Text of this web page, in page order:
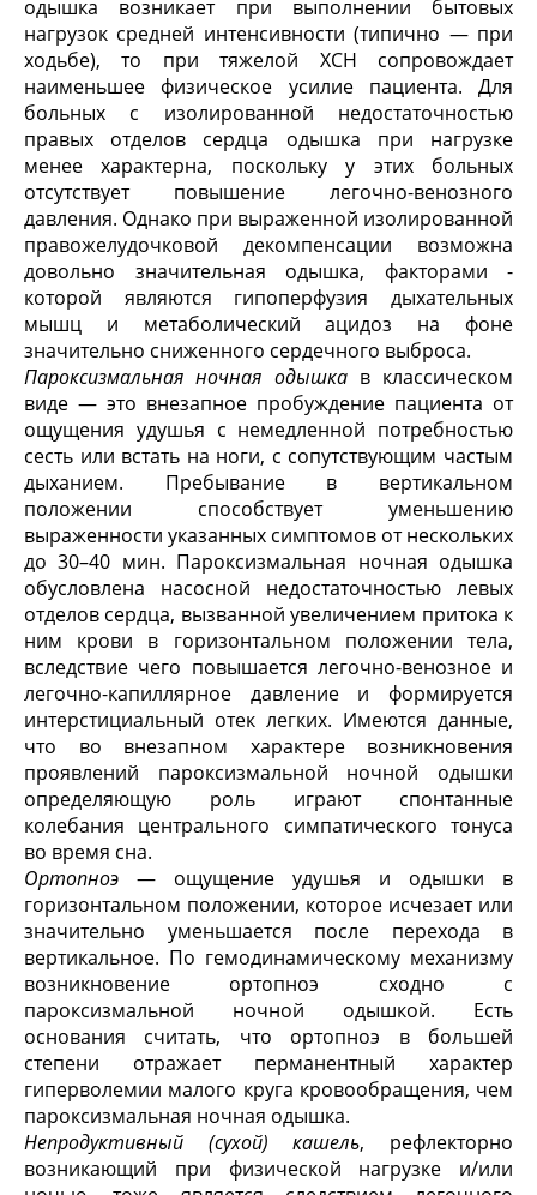
одышка возникает при выполнении бытовых
нагрузок средней интенсивности (типично — при
ходьбе), то при тяжелой ХСН сопровождает
наименьшее физическое усилие пациента. Для
больных с изолированной недостаточностью
правых отделов сердца одышка при нагрузке
менее характерна, поскольку у этих больных
отсутствует повышение легочно-венозного
давления. Однако при выраженной изолированной
правожелудочковой декомпенсации возможна
довольно значительная одышка, факторами -
которой являются гипоперфузия дыхательных
мышц и метаболический ацидоз на фоне
значительно сниженного сердечного выброса.
Пароксизмальная ночная одышкав классическом
виде — это внезапное пробуждение пациента от
ощущения удушья с немедленной потребностью
сесть или встать на ноги, с сопутствующим частым
дыханием. Пребывание в вертикальном
положении способствует уменьшению
выраженности указанных симптомов от нескольких
до 30–40 мин. Пароксизмальная ночная одышка
обусловлена насосной недостаточностью левых
отделов сердца, вызванной увеличением притока к
ним крови в горизонтальном положении тела,
вследствие чего повышается легочно-венозное и
легочно-капиллярное давление и формируется
интерстициальный отек легких. Имеются данные,
что во внезапном характере возникновения
проявлений пароксизмальной ночной одышки
определяющую роль играют спонтанные
колебания центрального симпатического тонуса
во время сна.
Ортопноэ — ощущение удушья и одышки в
горизонтальном положении, которое исчезает или
значительно уменьшается после перехода в
вертикальное. По гемодинамическому механизму
возникновение ортопноэ сходно с
пароксизмальной ночной одышкой. Есть
основания считать, что ортопноэ в большей
степени отражает перманентный характер
гиперволемии малого круга кровообращения, чем
пароксизмальная ночная одышка.
Непродуктивный (сухой) кашель, рефлекторно
возникающий при физической нагрузке и/или